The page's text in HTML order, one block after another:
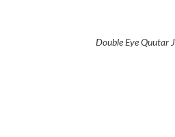
Double Eye Quutar